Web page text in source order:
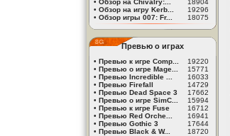
• Обзор на Chivalry:...
18904
• Обзор на игру Kerb...
19296
• Обзор игры 007: Fr... 18075
Превью о играх
• Превью к игре Comp...
19220
• Превью о игре Mage...
15771
• Превью Incredible ...
16033
• Превью Firefall
14729
• Превью Dead Space 3
17662
• Превью о игре SimC...
15994
• Превью к игре Fuse
16712
• Превью Red Orche...
16941
• Превью Gothic 3
17644
• Превью Black & W... 18720